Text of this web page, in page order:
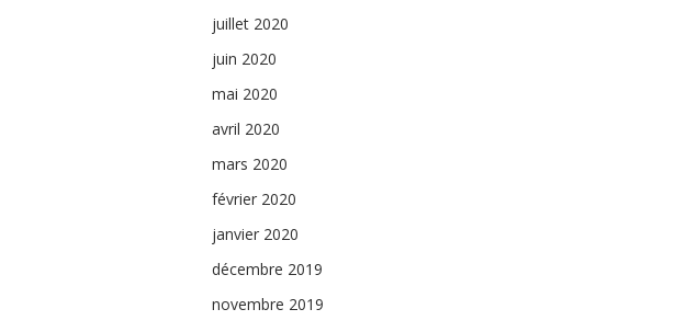
juillet 2020
juin 2020
mai 2020
avril 2020
mars 2020
février 2020
janvier 2020
décembre 2019
novembre 2019